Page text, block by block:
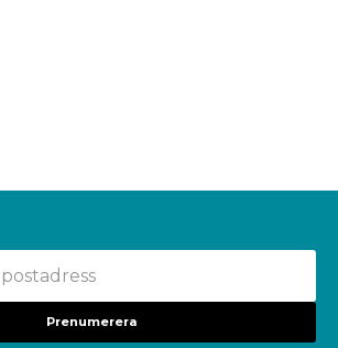
Prenumerera